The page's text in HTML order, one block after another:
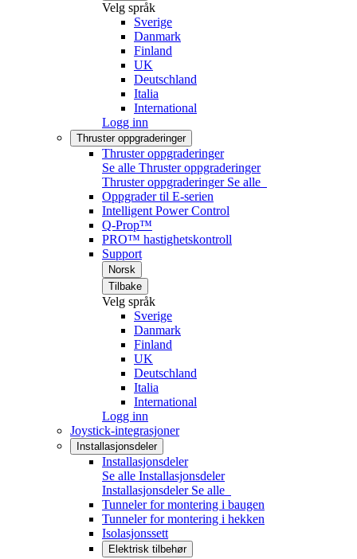
Velg språk
Sverige
Danmark
Finland
UK
Deutschland
Italia
International
Logg inn
Thruster oppgraderinger
Thruster oppgraderinger
Se alle Thruster oppgraderinger
Thruster oppgraderinger Se alle
Oppgrader til E-serien
Intelligent Power Control
Q-Prop™
PRO™ hastighetskontroll
Support
Norsk
Tilbake
Velg språk
Sverige
Danmark
Finland
UK
Deutschland
Italia
International
Logg inn
Joystick-integrasjoner
Installasjonsdeler
Installasjonsdeler
Se alle Installasjonsdeler
Installasjonsdeler Se alle
Tunneler for montering i baugen
Tunneler for montering i hekken
Isolasjonssett
Elektrisk tilbehør